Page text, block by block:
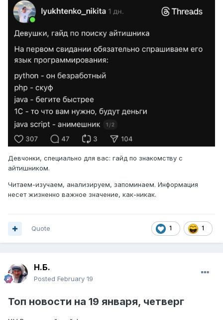
Девчонки, специально для вас: гайд по знакомству с
айтишником.
Читаем-изучаем, анализируем, запоминаем. Информация
несет жизненно важное значение, как-никак.
1 1
Quote
Н.Б.
Posted February 19
Топ новости на 19 января, четверг